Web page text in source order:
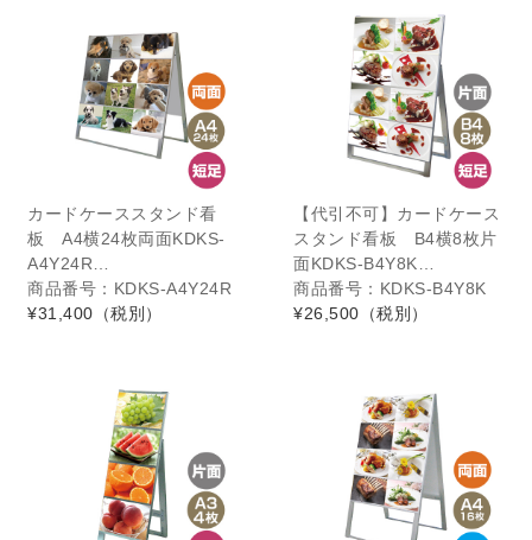
カードケーススタンド看
板 A4横24枚両面KDKS-
A4Y24R…
商品番号：KDKS-A4Y24R
¥31,400 （税別）
【代引不可】カードケース
スタンド看板 B4横8枚片
面KDKS-B4Y8K…
商品番号：KDKS-B4Y8K
¥26,500 （税別）